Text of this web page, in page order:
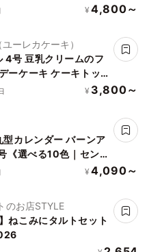
¥ 4,800～
ーレカケーキ）
4号 豆乳クリームのフ
ーケーキ ケーキトッ
フリー 小麦・乳不使
¥ 3,800～
カレンダー バーンア
《選べる10色｜セン
｜お好きな日付とメッ
¥ 4,090～
のお店STYLE
ねこみにタルトセット